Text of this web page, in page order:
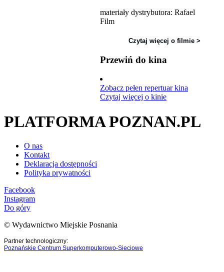
materiały dystrybutora: Rafael
Film
Czytaj więcej o filmie >
Przewiń do kina
Zobacz pełen repertuar kina
Czytaj więcej o kinie
PLATFORMA POZNAN.PL
O nas
Kontakt
Deklaracja dostępności
Polityka prywatności
Facebook
Instagram
Do góry
© Wydawnictwo Miejskie Posnania
Partner technologiczny:
Poznańskie Centrum Superkomputerowo-Sieciowe